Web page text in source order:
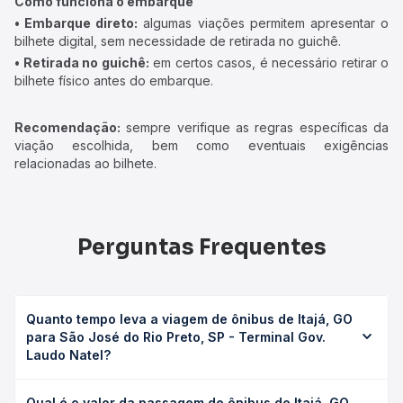
• Embarque direto: algumas viações permitem apresentar o
bilhete digital, sem necessidade de retirada no guichê.
• Retirada no guichê: em certos casos, é necessário retirar o
bilhete físico antes do embarque.
Recomendação: sempre verifique as regras específicas da
viação escolhida, bem como eventuais exigências
relacionadas ao bilhete.
Perguntas Frequentes
Quanto tempo leva a viagem de ônibus de Itajá, GO
para São José do Rio Preto, SP - Terminal Gov.
Laudo Natel?